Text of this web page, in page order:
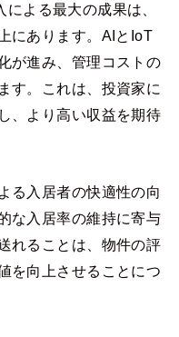
よる最大の成果は、
にあります。AIとIoT
が進み、管理コストの
す。これは、投資家に
、より高い収益を期待
る入居者の快適性の向
な入居率の維持に寄与
れることは、物件の評
を向上させることにつ